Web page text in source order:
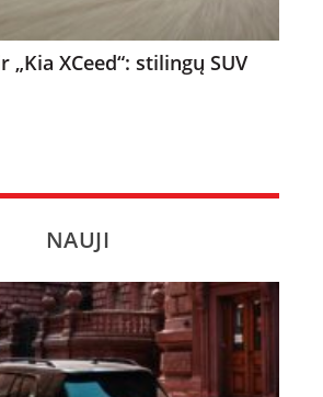
„Kia XCeed“: stilingų SUV
NAUJI